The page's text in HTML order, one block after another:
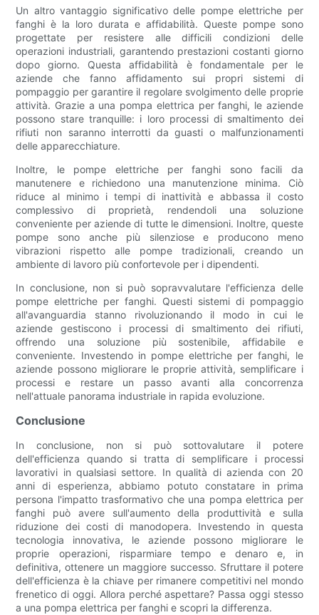
Un altro vantaggio significativo delle pompe elettriche per
fanghi è la loro durata e affidabilità. Queste pompe sono
progettate per resistere alle difficili condizioni delle
operazioni industriali, garantendo prestazioni costanti giorno
dopo giorno. Questa affidabilità è fondamentale per le
aziende che fanno affidamento sui propri sistemi di
pompaggio per garantire il regolare svolgimento delle proprie
attività. Grazie a una pompa elettrica per fanghi, le aziende
possono stare tranquille: i loro processi di smaltimento dei
rifiuti non saranno interrotti da guasti o malfunzionamenti
delle apparecchiature.
Inoltre, le pompe elettriche per fanghi sono facili da
manutenere e richiedono una manutenzione minima. Ciò
riduce al minimo i tempi di inattività e abbassa il costo
complessivo di proprietà, rendendoli una soluzione
conveniente per aziende di tutte le dimensioni. Inoltre, queste
pompe sono anche più silenziose e producono meno
vibrazioni rispetto alle pompe tradizionali, creando un
ambiente di lavoro più confortevole per i dipendenti.
In conclusione, non si può sopravvalutare l'efficienza delle
pompe elettriche per fanghi. Questi sistemi di pompaggio
all'avanguardia stanno rivoluzionando il modo in cui le
aziende gestiscono i processi di smaltimento dei rifiuti,
offrendo una soluzione più sostenibile, affidabile e
conveniente. Investendo in pompe elettriche per fanghi, le
aziende possono migliorare le proprie attività, semplificare i
processi e restare un passo avanti alla concorrenza
nell'attuale panorama industriale in rapida evoluzione.
Conclusione
In conclusione, non si può sottovalutare il potere
dell'efficienza quando si tratta di semplificare i processi
lavorativi in qualsiasi settore. In qualità di azienda con 20
anni di esperienza, abbiamo potuto constatare in prima
persona l'impatto trasformativo che una pompa elettrica per
fanghi può avere sull'aumento della produttività e sulla
riduzione dei costi di manodopera. Investendo in questa
tecnologia innovativa, le aziende possono migliorare le
proprie operazioni, risparmiare tempo e denaro e, in
definitiva, ottenere un maggiore successo. Sfruttare il potere
dell'efficienza è la chiave per rimanere competitivi nel mondo
frenetico di oggi. Allora perché aspettare? Passa oggi stesso
a una pompa elettrica per fanghi e scopri la differenza.